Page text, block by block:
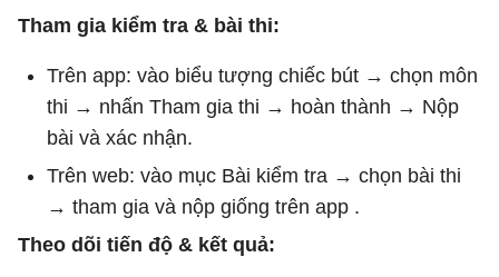
Tham gia kiểm tra & bài thi:
Trên app: vào biểu tượng chiếc bút → chọn môn
thi → nhấn Tham gia thi → hoàn thành → Nộp
bài và xác nhận.
Trên web: vào mục Bài kiểm tra → chọn bài thi
→ tham gia và nộp giống trên app .
Theo dõi tiến độ & kết quả: